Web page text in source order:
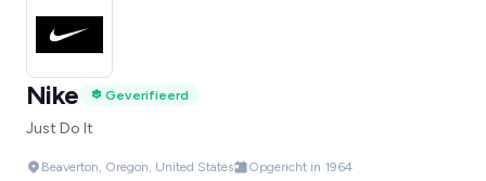
Nike Geverifieerd
Just Do It
Beaverton, Oregon, United States Opgericht in 1964